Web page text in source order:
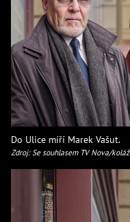
Do Ulice míří Marek Vašut.
Zdroj: Se souhlasem TV Nova/koláž